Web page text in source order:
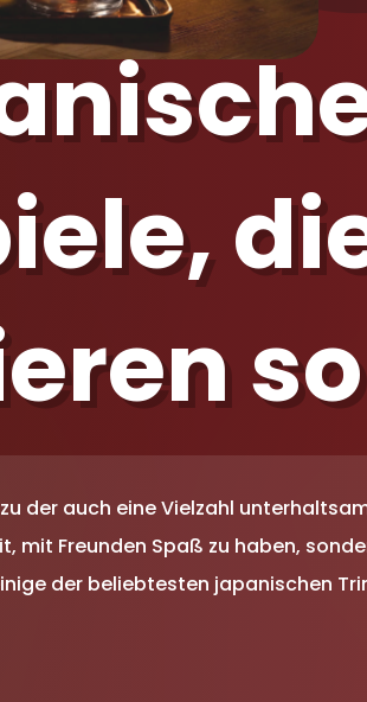
der auch eine Vielzahl
mit Freunden Spaß zu haben,
der beliebtesten japanischen